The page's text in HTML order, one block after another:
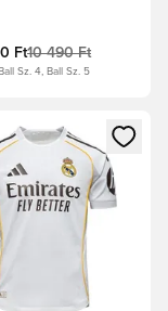
Ft10 490 Ft
Sz. 4, Ball Sz. 5
vagy a tagként
egy modált a